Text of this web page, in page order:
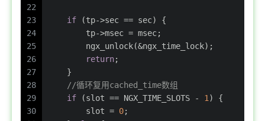
22
23
24
25
26
27
28
29
30
if (tp->sec == sec) {
        tp->msec = msec;
        ngx_unlock(&ngx_time_lock);
return;
    }
//循环复用cached_time数组
if (slot == NGX_TIME_SLOTS - 1 ) {
        slot =
0;